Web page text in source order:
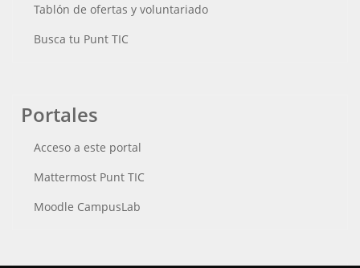
Tablón de ofertas y voluntariado
Busca tu Punt TIC
Portales
Acceso a este portal
Mattermost Punt TIC
Moodle CampusLab